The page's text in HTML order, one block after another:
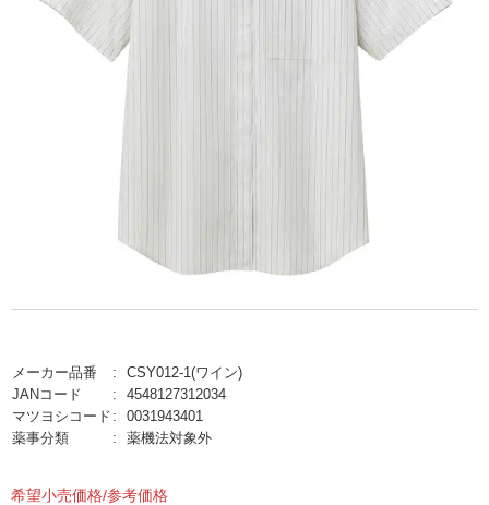
メーカー品番
CSY012-1(ワイン)
JANコード
4548127312034
マツヨシコード
0031943401
薬事分類
薬機法対象外
希望小売価格/参考価格